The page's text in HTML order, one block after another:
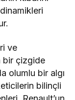
ve
bir çizgide
olumlu bir algı
bilinçli